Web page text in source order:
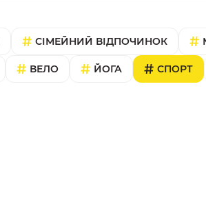
СІМЕЙНИЙ ВІДПОЧИНОК
ВЕЛО ЙОГА СПОРТ